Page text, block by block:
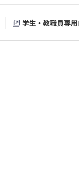
学生・教職員専